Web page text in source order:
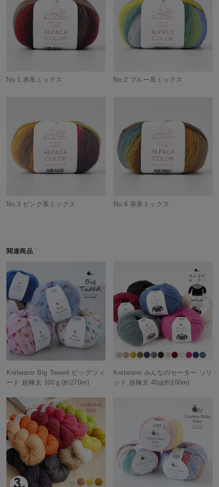
No.1 赤系ミックス No.2 ブルー系ミックス
No.3 ピンク系ミックス No.6 茶系ミックス
関連商品
Knitworm Big Tweed ビッグツィ
ード 超極太 100ｇ(約270m)
Knitworm みんなのセーター ソリ
ッド 超極太 40g(約100m)